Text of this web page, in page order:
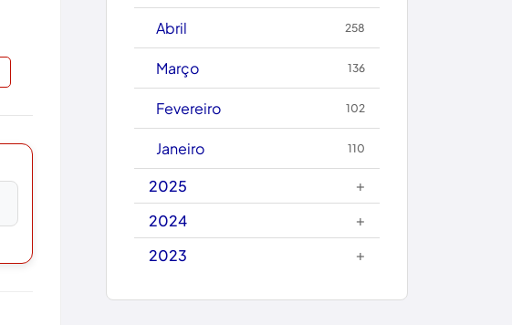
Caetité
Candiba
Cândido Sales
Caraíbas
Carinhanha
Caturama
Chapada Diamantina
Condeúba
Abril 258
Março 136
Fevereiro 102
Janeiro 110
2025
+
2024
+
2023
+